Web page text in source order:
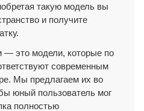
такую модель вы
и получите
— это модели, которые по
современным
Мы предлагаем их во
юный пользователь мог
полностью